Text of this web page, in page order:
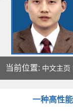
当前位置: 中文主页
一种高性